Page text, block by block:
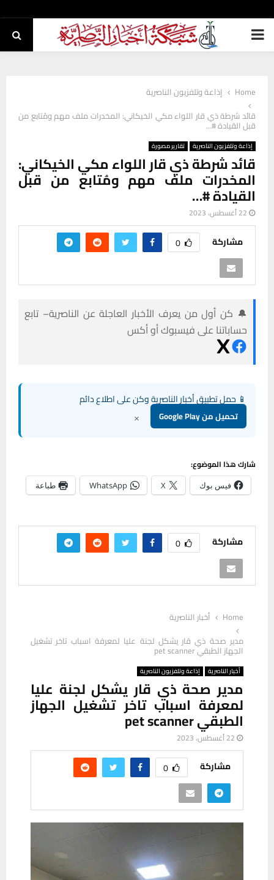
PRIMARY
Home
إذاعة وتلفزيون الناصرية
قائد شرطة ذي قار اللواء مكي الخيكاني: المخدرات ملف مهم ومُتابع من
قبل القيادة #…
إذاعة وتلفزيون الناصرية تقارير مصورة
قائد شرطة ذي قار اللواء مكي الخيكاني:
المخدرات ملف مهم ومُتابع من قبل
القيادة #…
22 أغسطس، 2023
مشاركة 0
🔔 كن أول من يعرف الأخبار العاجلة عن الناصرية– تابع
حساباتنا على فيسبوك أو أكس
📱 حمل تطبيق أخبار الناصرية وكن على اطلاع دائم
تحميل من Google Play ×
شارك هذا الموضوع:
فيس بوك X
WhatsApp طباعة
مشاركة 0
Home
أخبار الناصرية
مدير صحة ذي قار يشكل لجنة عليا لمعرفة اسباب تاخر تشغيل
الجهاز الطبقي pet scanner
أخبار الناصرية إذاعة وتلفزيون الناصرية
مدير صحة ذي قار يشكل لجنة عليا
لمعرفة اسباب تاخر تشغيل الجهاز
الطبقي pet scanner
22 أغسطس، 2023
مشاركة 0